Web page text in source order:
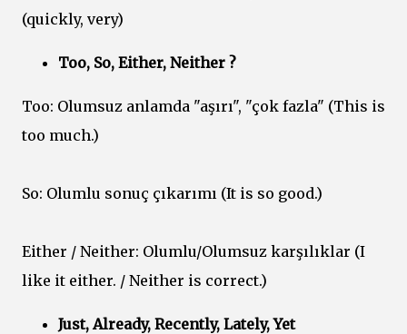
(quickly, very)
Too, So, Either, Neither ?
Too: Olumsuz anlamda "aşırı", "çok fazla" (This is
too much.)
So: Olumlu sonuç çıkarımı (It is so good.)
Either / Neither: Olumlu/Olumsuz karşılıklar (I
like it either. / Neither is correct.)
Just, Already, Recently, Lately, Yet